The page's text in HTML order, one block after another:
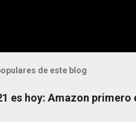
de este blog
es hoy: Amazon